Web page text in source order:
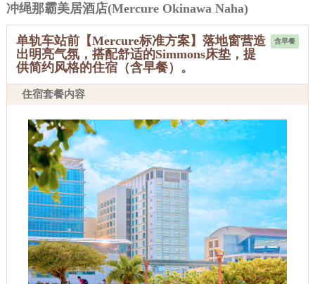
冲绳那霸美居酒店(Mercure Okinawa Naha)
含早餐
单轨车站前【Mercure标准方案】落地窗营造
出明亮气氛，搭配舒适的Simmons床垫，提
供简约风格的住宿（含早餐）。
住宿套餐内容